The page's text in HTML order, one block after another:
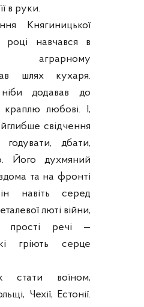
в руки.
Княгиницької
навчався в
аграрному
шлях кухаря.
додавав до
краплю любові. І,
свідчення
дбати,
Його духмяний
та на фронті
навіть серед
люті війни,
прості речі —
гріють серце
воїном,
Чехії, Естонії.